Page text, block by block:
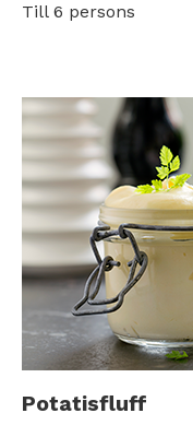
Till 6 persons
Potatisfluff